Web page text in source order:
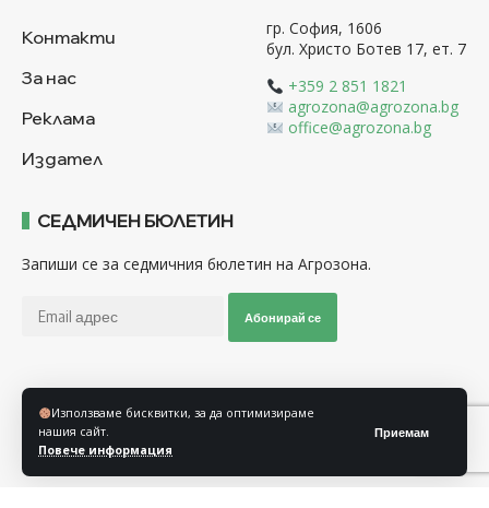
Използваме бисквитки, за да оптимизираме
нашия сайт.
Повече информация
Приемам
Контакти
За нас
Реклама
Издател
гр. София, 1606
бул. Христо Ботев 17, ет. 7
+359 2 851 1821
agrozona@agrozona.bg
office@agrozona.bg
СЕДМИЧЕН БЮЛЕТИН
Запиши се за седмичния бюлетин на Агрозона.
Абонирай се
Последвайте ни